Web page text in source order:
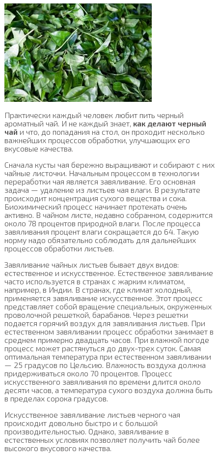
Практически каждый человек любит пить черный
ароматный чай. И не каждый знает, как делают черный
чай и что, до попадания на стол, он проходит несколько
важнейших процессов обработки, улучшающих его
вкусовые качества.
Сначала кусты чая бережно выращивают и собирают с них
чайные листочки. Начальным процессом в технологии
переработки чая является завяливание. Его основная
задача — удаление из листьев чая влаги. В результате
происходит концентрация сухого вещества и сока.
Биохимический процесс начинает протекать очень
активно. В чайном листе, недавно собранном, содержится
около 78 процентов природной влаги. После процесса
завяливания процент влаги сокращается до 64. Такую
норму надо обязательно соблюдать для дальнейших
процессов обработки листьев.
Завяливание чайных листьев бывает двух видов:
естественное и искусственное. Естественное завяливание
часто используется в странах с жарким климатом,
например, в Индии. В странах, где климат холодный,
применяется завяливание искусственное. Этот процесс
представляет собой вращение специальных, окруженных
проволочной решеткой, барабанов. Через решетки
подается горячий воздух для завяливания листьев. При
естественном завяливании процесс обработки занимает в
среднем примерно двадцать часов. При влажной погоде
процесс может растянуться до двух-трех суток. Самая
оптимальная температура при естественном завяливании
— 25 градусов по Цельсию. Влажность воздуха должна
придерживаться около 70 процентов. Процесс
искусственного завяливания по времени длится около
десяти часов, а температура сухого воздуха должна быть
в пределах сорока градусов.
Искусственное завяливание листьев черного чая
происходит довольно быстро и с большой
производительностью. Однако, завяливание в
естественных условиях позволяет получить чай более
высокого вкусового качества.